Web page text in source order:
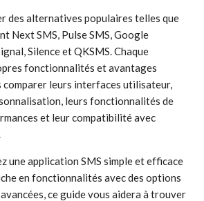
des alternatives populaires telles que
Next SMS, Pulse SMS, Google
Silence et QKSMS. Chaque
fonctionnalités et avantages
comparer leurs interfaces utilisateur,
leurs fonctionnalités de
et leur compatibilité avec
une application SMS simple et efficace
en fonctionnalités avec des options
ce guide vous aidera à trouver